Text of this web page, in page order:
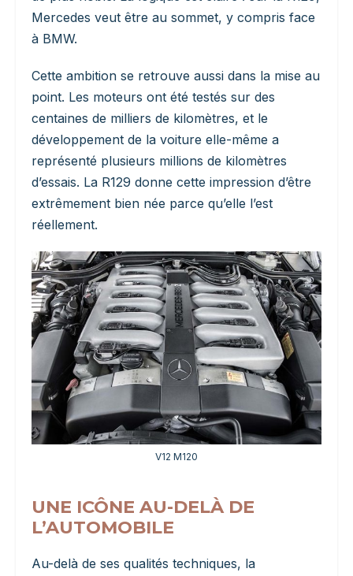
Mercedes veut être au sommet, y compris face
à BMW.
Cette ambition se retrouve aussi dans la mise au
point. Les moteurs ont été testés sur des
centaines de milliers de kilomètres, et le
développement de la voiture elle-même a
représenté plusieurs millions de kilomètres
d’essais. La R129 donne cette impression d’être
extrêmement bien née parce qu’elle l’est
réellement.
V12 M120
UNE ICÔNE AU-DELÀ DE
L’AUTOMOBILE
Au-delà de ses qualités techniques, la